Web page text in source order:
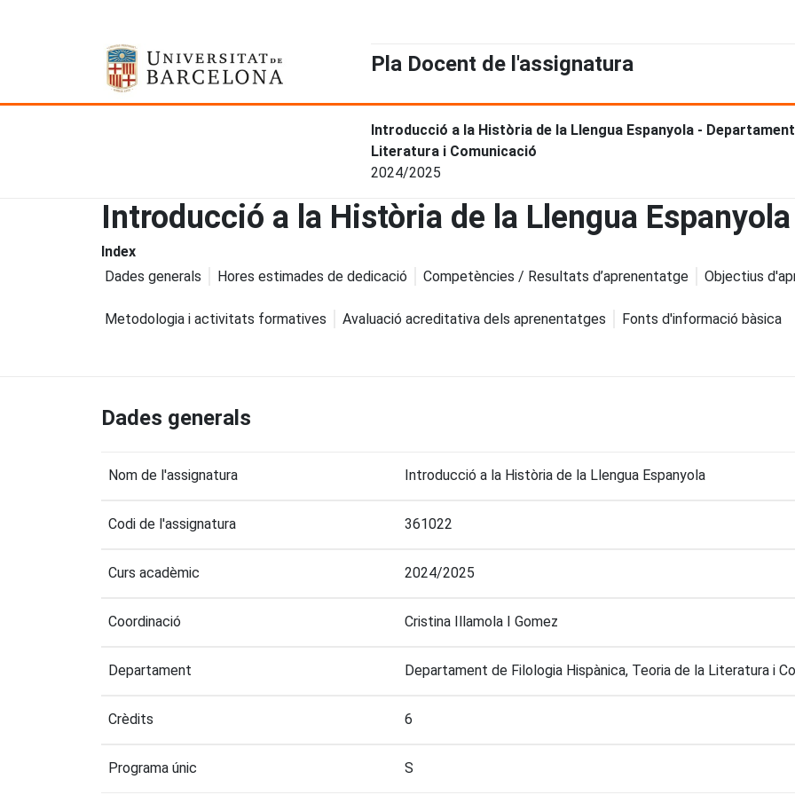
Pla Docent de l'assignatura
Introducció a la Història de la Llengua Espanyola -
Literatura i Comunicació
2024/2025
Introducció a la Història de la Llengua Espanyola
Index
Dades generals
Hores estimades de dedicació Competències / Resultats d’aprenentatge Objectius
Metodologia i activitats formatives Avaluació acreditativa dels aprenentatges Fonts d'informació bàsica
Dades generals
Nom de l'assignatura Introducció a la Història de la Llengua Espanyola
Codi de l'assignatura 361022
Curs acadèmic 2024/2025
Coordinació Cristina Illamola I Gomez
Departament Departament de Filologia Hispànica, Teoria de la Literatura i
Crèdits 6
Programa únic S